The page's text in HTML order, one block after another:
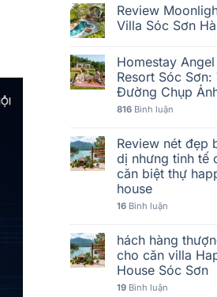
Review
Villa Sóc Sơn
Homestay Angel
Resort Sóc Sơn:
Đường Chụp
816Bình luận
Review nét đẹp
dị nhưng tinh tế
căn biệt thự
house
16Bình luận
hách hàng
cho căn villa
House Sóc Sơn
19Bình luận